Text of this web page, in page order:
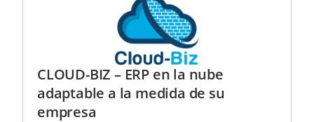
CLOUD-BIZ – ERP en la nube
adaptable a la medida de su
empresa